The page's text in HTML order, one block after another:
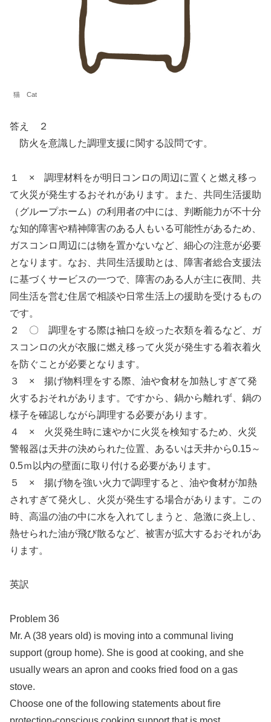
猫 Cat
答え ２
防火を意識した調理支援に関する設問です。
１ × 調理材料をが明日コンロの周辺に置くと燃え移っ
て火災が発生するおそれがあります。また、共同生活援助
（グループホーム）の利用者の中には、判断能力が不十分
な知的障害や精神障害のある人もいる可能性があるため、
ガスコンロ周辺には物を置かないなど、細心の注意が必要
となります。なお、共同生活援助とは、障害者総合支援法
に基づくサービスの一つで、障害のある人が主に夜間、共
同生活を営む住居で相談や日常生活上の援助を受けるもの
です。
２ 〇 調理をする際は袖口を絞った衣類を着るなど、ガ
スコンロの火が衣服に燃え移って火災が発生する着衣着火
を防ぐことが必要となります。
３ × 揚げ物料理をする際、油や食材を加熱しすぎて発
火するおそれがあります。ですから、鍋から離れず、鍋の
様子を確認しながら調理する必要があります。
４ × 火災発生時に速やかに火災を検知するため、火災
警報器は天井の決められた位置、あるいは天井から0.15～
0.5ｍ以内の壁面に取り付ける必要があります。
５ × 揚げ物を強い火力で調理すると、油や食材が加熱
されすぎて発火し、火災が発生する場合があります。この
時、高温の油の中に水を入れてしまうと、急激に炎上し、
熱せられた油が飛び散るなど、被害が拡大するおそれがあ
ります。
英訳
Problem 36
Mr. A (38 years old) is moving into a communal living
support (group home). She is good at cooking, and she
usually wears an apron and cooks fried food on a gas
stove.
Choose one of the following statements about fire